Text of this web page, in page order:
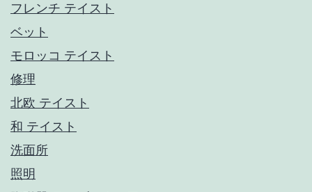
フレンチ テイスト
ベット
モロッコ テイスト
修理
北欧 テイスト
和 テイスト
洗面所
照明